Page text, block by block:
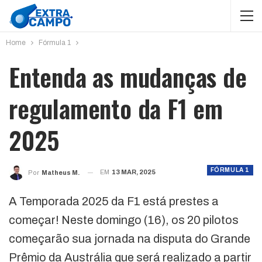
Home Fórmula 1
Entenda as mudanças de
regulamento da F1 em
2025
FÓRMULA 1
Por Matheus M. EM 13 MAR, 2025
A Temporada 2025 da F1 está prestes a
começar! Neste domingo (16), os 20 pilotos
começarão sua jornada na disputa do Grande
Prêmio da Austrália que será realizado a partir